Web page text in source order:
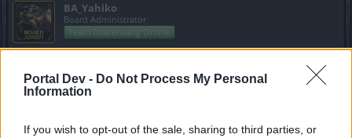
Portal Dev - Do Not Process My Personal
Information
If you wish to opt-out of the sale, sharing to third parties, or
BA_Yahiko
Board Administrator
Team Drakensang Online
Q: Pokonałem Dragana, ale nie zaliczyło mi postępu.